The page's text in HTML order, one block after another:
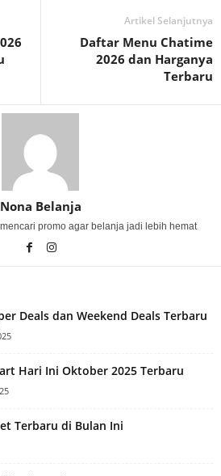
Artikel Selanjutnya
Daftar Menu Chatime
2026 dan Harganya
Terbaru
Nona Belanja
promo agar belanja jadi lebih hemat
Deals dan Weekend Deals Terbaru
Hari Ini Oktober 2025 Terbaru
Terbaru di Bulan Ini